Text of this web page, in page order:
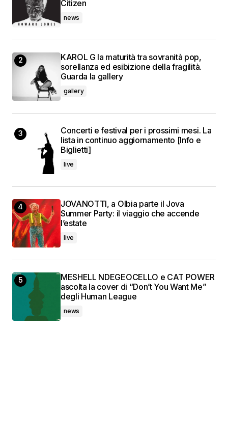
Citizen
news
KAROL G la maturità tra sovranità pop,
sorellanza ed esibizione della fragilità.
Guarda la gallery
gallery
Concerti e festival per i prossimi mesi. La
lista in continuo aggiornamento [Info e
Biglietti]
live
JOVANOTTI, a Olbia parte il Jova
Summer Party: il viaggio che accende
l’estate
live
MESHELL NDEGEOCELLO e CAT POWER
ascolta la cover di “Don’t You Want Me”
degli Human League
news